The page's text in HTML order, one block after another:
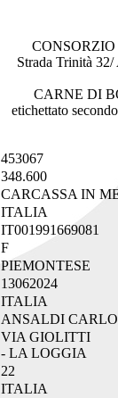
Strada Trinità
CARNE DI
etichettato
453067
348.600
CARCASSA IN
ITALIA
IT001991669081
F
PIEMONTESE
13062024
ITALIA
ANSALDI CARLO
VIA GIOLITTI
- LA LOGGIA
22
ITALIA